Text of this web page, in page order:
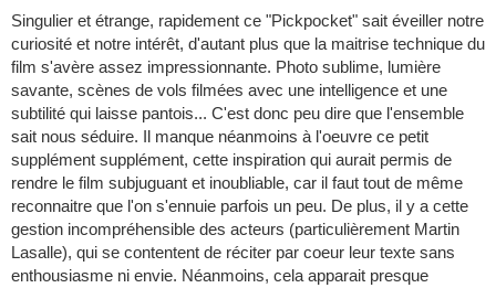
Singulier et étrange, rapidement ce "Pickpocket" sait éveiller notre
curiosité et notre intérêt, d'autant plus que la maitrise technique du
film s'avère assez impressionnante. Photo sublime, lumière
savante, scènes de vols filmées avec une intelligence et une
subtilité qui laisse pantois... C'est donc peu dire que l'ensemble
sait nous séduire. Il manque néanmoins à l'oeuvre ce petit
supplément supplément, cette inspiration qui aurait permis de
rendre le film subjuguant et inoubliable, car il faut tout de même
reconnaitre que l'on s'ennuie parfois un peu. De plus, il y a cette
gestion incompréhensible des acteurs (particulièrement Martin
Lasalle), qui se contentent de réciter par coeur leur texte sans
enthousiasme ni envie. Néanmoins, cela apparait presque